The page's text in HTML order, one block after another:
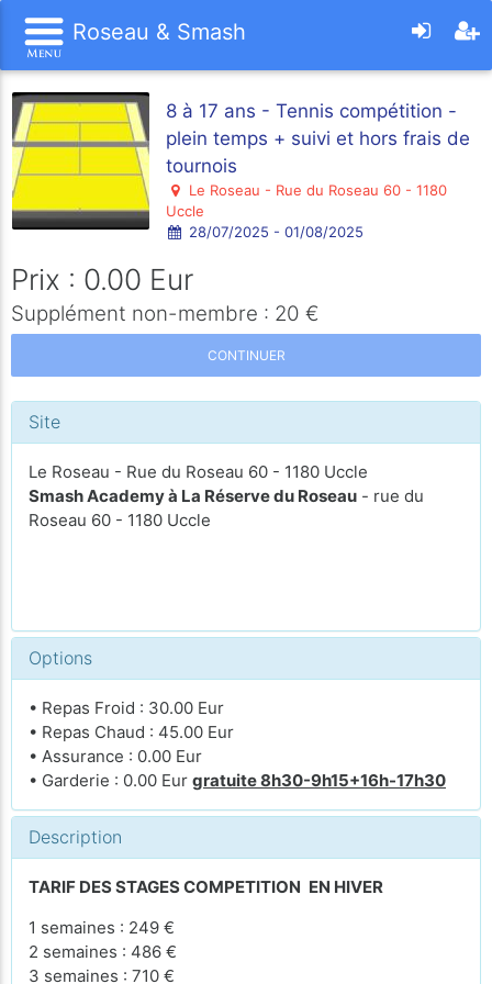
Roseau & Smash
8 à 17 ans - Tennis compétition -
plein temps + suivi et hors frais de
tournois
Le Roseau - Rue du Roseau 60 - 1180
Uccle
28/07/2025 - 01/08/2025
Prix : 0.00 Eur
Supplément non-membre : 20 €
CONTINUER
Site
Le Roseau - Rue du Roseau 60 - 1180 Uccle
Smash Academy à La Réserve du Roseau - rue du
Roseau 60 - 1180 Uccle
Options
• Repas Froid : 30.00 Eur
• Repas Chaud : 45.00 Eur
• Assurance : 0.00 Eur
• Garderie : 0.00 Eur gratuite 8h30-9h15+16h-17h30
Description
TARIF DES STAGES COMPETITION EN HIVER
1 semaines : 249 €
2 semaines : 486 €
3 semaines : 710 €